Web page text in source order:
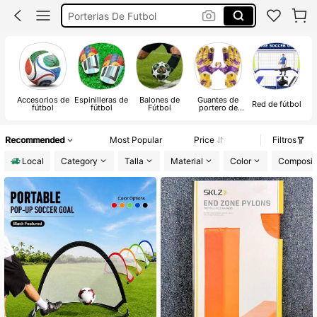
Pelota De Fútbol
Soccer
Guantes De Portero De Futbol
Accesorios de
fútbol
Espinilleras de
fútbol
Balones de
Fútbol
Guantes de
portero de Red de fútbol
Recommended Most Popular Price
Filtros
Local
Category Talla Material Color